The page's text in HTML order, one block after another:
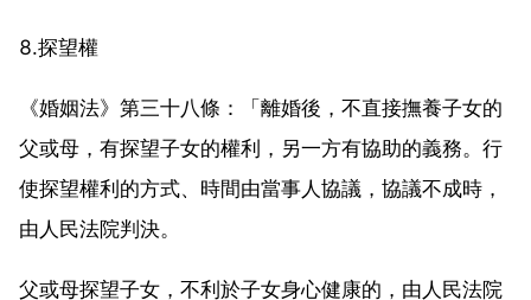
8.探望權
《婚姻法》第三十八條：「離婚後，不直接撫養子女的
父或母，有探望子女的權利，另一方有協助的義務。行
使探望權利的方式、時間由當事人協議，協議不成時，
由人民法院判決。
父或母探望子女，不利於子女身心健康的，由人民法院